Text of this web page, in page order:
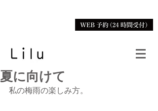
夏に向けて
私の梅雨の楽しみ方。